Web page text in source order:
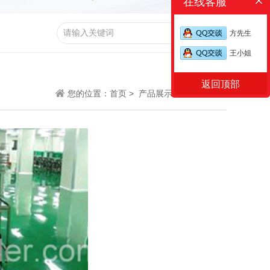
您的位置： 首页 > 产品展示 >
方先生
王小姐
返回顶部